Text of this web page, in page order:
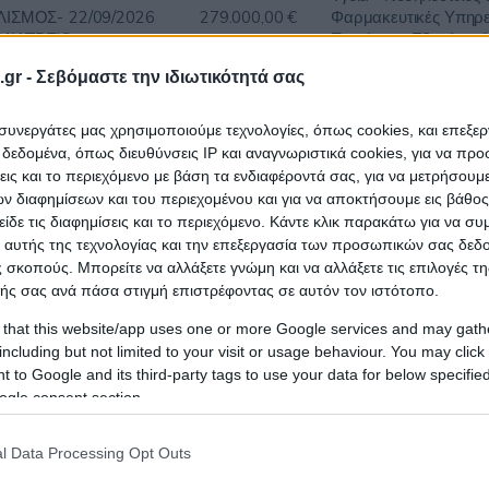
- Σεβόμαστε την ιδιωτικότητά σας
συνεργάτες μας χρησιμοποιούμε τεχνολογίες, όπως cookies, και
όπως διευθύνσεις IP και αναγνωριστικά cookies, για να
και το περιεχόμενο με βάση τα ενδιαφέροντά σας, για να
διαφημίσεων και του περιεχομένου και για να αποκτήσουμε εις
τις διαφημίσεις και το περιεχόμενο. Κάντε κλικ παρακάτω για να
της τεχνολογίας και την επεξεργασία των προσωπικών σας
Μπορείτε να αλλάξετε γνώμη και να αλλάξετε τις επιλογές
σας ανά πάσα στιγμή επιστρέφοντας σε αυτόν τον ιστότοπο.
that this website/app uses one or more Google services and may
but not limited to your visit or usage behaviour. You may
to Google and its third-party tags to use your data for below
consent section.
Data Processing Opt Outs
22/09/2026 279.000,00 €
Φαρμακευτικές
Προιόντα -
15/10/2026 323.615,63 €
Υγεία - Νοσηλευτικές
Φαρμακευτικές
Προιόντα -
12/08/2026 598.920,00 €
Επιστημονικά
Εξοπλισμός,Υγεία -
Φαρμακευτικές
Προιόντα -
Αέρια